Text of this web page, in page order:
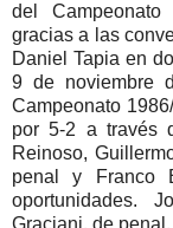
del
gracias a las
Daniel Tapia en
9 de noviembre
Campeonato
por 5-2 a través
Reinoso,
penal y Franco
oportunidades.